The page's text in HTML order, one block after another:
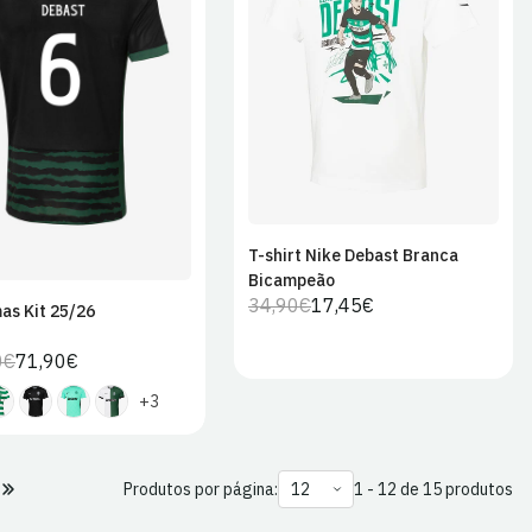
M XL
2XL
Kit 25/26
Preço
regular
Preço
de
venda
71,90€
+3
M L
2XL
T-shirt Nike Debast Branca
Bicampeão
Preço
34,90€Preço
17,45€
Produtos por página: 1 - 12 de 15 produtos